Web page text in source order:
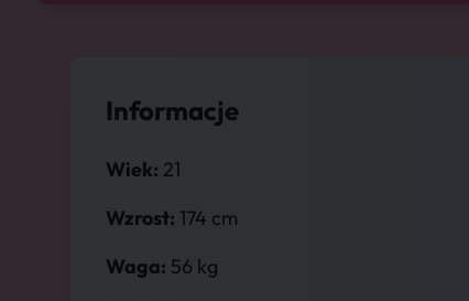
Informacje
Wiek: 21
Wzrost: 174 cm
Waga: 56 kg